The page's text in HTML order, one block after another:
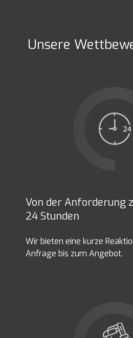
Unsere
Von der Anforderung
24 Stunden
Wir bieten eine kurze
Anfrage bis zum Angebot.